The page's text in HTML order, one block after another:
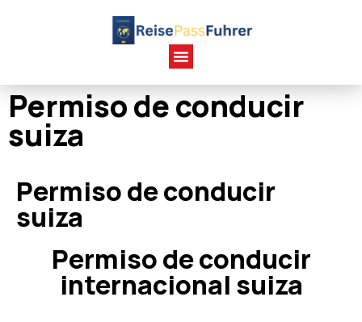
Permiso de conducir
suiza
Permiso de conducir
suiza
Permiso de conducir
internacional suiza